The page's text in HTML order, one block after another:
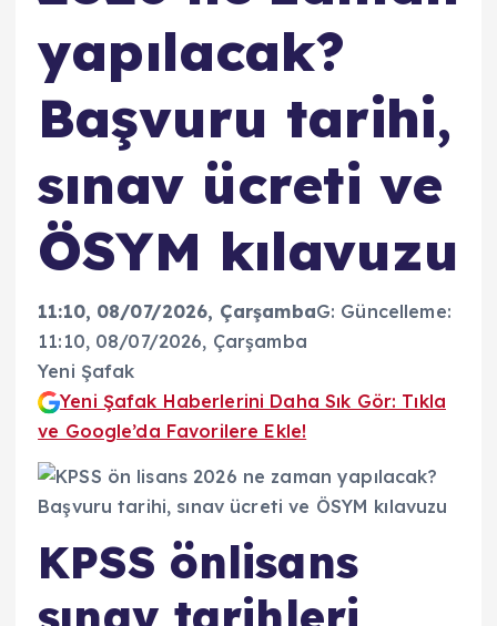
yapılacak?
Başvuru tarihi,
sınav ücreti ve
ÖSYM kılavuzu
11:10, 08/07/2026, ÇarşambaG: Güncelleme:
11:10, 08/07/2026, Çarşamba
Yeni Şafak
Yeni Şafak Haberlerini Daha Sık Gör: Tıkla
ve Google’da Favorilere Ekle!
KPSS önlisans